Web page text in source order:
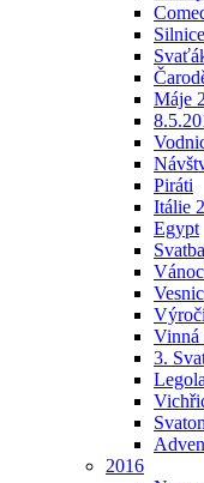
Máje
Piráti
Itálie
Egypt
Vinná
3.
2016